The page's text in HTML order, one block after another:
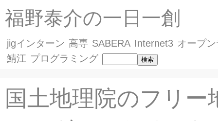
福野泰介の一日一創
jigインターン 高専 SABERA Internet3 オープ
鯖江 プログラミング
国土地理院のフリー